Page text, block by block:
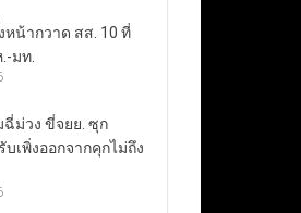
หน้ากวาด สส. 10 ที่
มท.
ม่วง ขี่จยย. ซุก
บเพิ่งออกจากคุกไม่ถึง